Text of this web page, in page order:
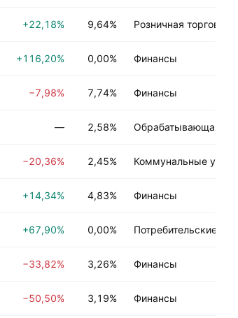
+22,18% 9,64% Розничная торговля
+116,20% 0,00% Финансы
−7,98% 7,74% Финансы
— 2,58% Обрабатывающая
−20,36% 2,45% Коммунальные
+14,34% 4,83% Финансы
+67,90% 0,00% Потребительские
−33,82% 3,26% Финансы
−50,50% 3,19% Финансы